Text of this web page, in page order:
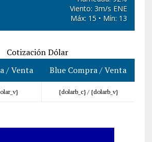
Viento: 3m/s ENE
Máx: 15 • Mín: 13
Cotización Dólar
/ Venta
Blue Compra / Venta
{dolarb_c} / {dolarb_v}